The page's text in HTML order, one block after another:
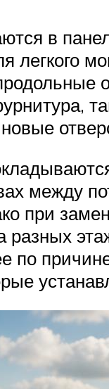
в
легкого
между
при
по